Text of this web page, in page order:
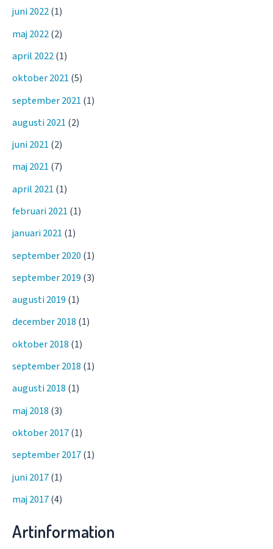
juni 2022(1)
maj 2022(2)
april 2022(1)
oktober 2021 (5)
september 2021 (1)
augusti 2021 (2)
juni 2021 (2)
maj 2021 (7)
april 2021 (1)
februari 2021 (1)
januari 2021 (1)
september 2020 (1)
september 2019 (3)
augusti 2019 (1)
december 2018 (1)
oktober 2018 (1)
september 2018 (1)
augusti 2018 (1)
maj 2018 (3)
oktober 2017(1)
september 2017(1)
juni 2017(1)
maj 2017(4)
Artinformation